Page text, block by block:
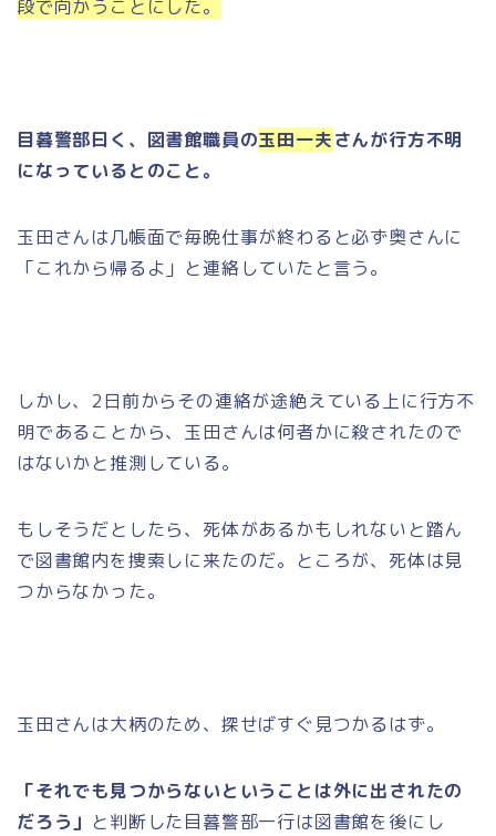
段で向かうことにした。
目暮警部曰く、図書館職員の玉田一夫さんが行方不明
になっているとのこと。
玉田さんは几帳面で毎晩仕事が終わると必ず奥さんに
「これから帰るよ」と連絡していたと言う。
しかし、2日前からその連絡が途絶えている上に行方不
明であることから、玉田さんは何者かに殺されたので
はないかと推測している。
もしそうだとしたら、死体があるかもしれないと踏ん
で図書館内を捜索しに来たのだ。ところが、死体は見
つからなかった。
玉田さんは大柄のため、探せばすぐ見つかるはず。
「それでも見つからないということは外に出されたの
だろう」 と判断した目暮警部一行は図書館を後にし